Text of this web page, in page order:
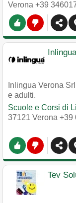
Verona +39
Inlingua Verona
e adulti.
Scuole e Corsi di
37121 Verona +39
Tev